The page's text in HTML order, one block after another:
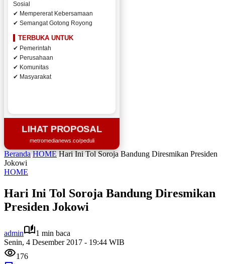
Sosial
✔ Mempererat Kebersamaan
✔ Semangat Gotong Royong
TERBUKA UNTUK
✔ Pemerintah
✔ Perusahaan
✔ Komunitas
✔ Masyarakat
LIHAT PROPOSAL
metromedianews.co/peduli
Beranda HOME Hari Ini Tol Soroja Bandung Diresmikan Presiden
Jokowi
HOME
Hari Ini Tol Soroja Bandung Diresmikan
Presiden Jokowi
admin
1 min baca
Senin, 4 Desember 2017 - 19:44 WIB
176